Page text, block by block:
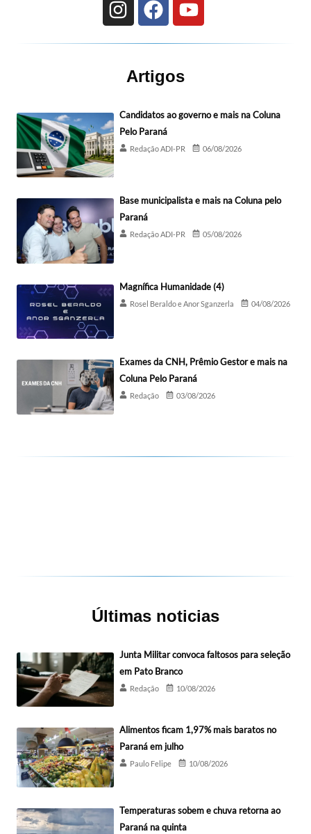
Artigos
Candidatos ao governo e mais na Coluna
Pelo Paraná
Redação ADI-PR 06/08/2026
Base municipalista e mais na Coluna pelo
Paraná
Redação ADI-PR 05/08/2026
Magnífica Humanidade (4)
Rosel Beraldo e Anor Sganzerla 04/08/2026
Exames da CNH, Prêmio Gestor e mais na
Coluna Pelo Paraná
Redação 03/08/2026
Últimas noticias
Junta Militar convoca faltosos para seleção
em Pato Branco
Redação 10/08/2026
Alimentos ficam 1,97% mais baratos no
Paraná em julho
Paulo Felipe 10/08/2026
Temperaturas sobem e chuva retorna ao
Paraná na quinta